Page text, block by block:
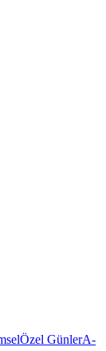
Özel GünlerA-